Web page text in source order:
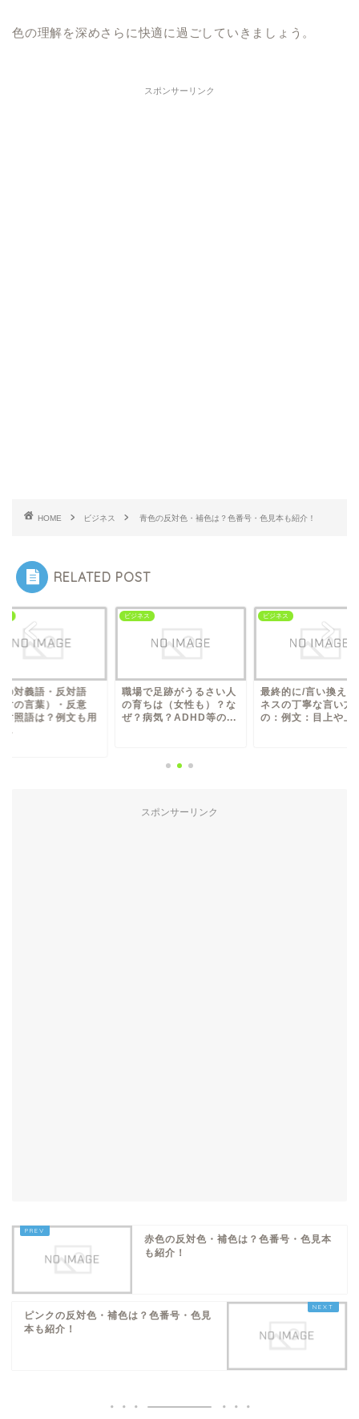
色の理解を深めさらに快適に過ごしていきましょう。
スポンサーリンク
HOME ビジネス 青色の反対色・補色は？色番号・色見本も紹介！
RELATED POST
で足跡がうるさい人
ちは（女性も）？な
病気？ADHD等の...
ビジネス
最終的に/言い換え（ビジ
ネスの丁寧な言い方：別
の：例文：目上や上司...
ビジネス
特殊の対義語・反対
（反対の言葉）・反
語・対照語は？例文
スポンサーリンク
赤色の反対色・補色は？色番号・色見本
も紹介！
ピンクの反対色・補色は？色番号・色見
本も紹介！